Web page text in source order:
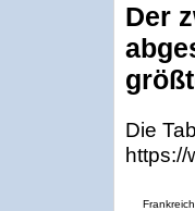
Der
Die
https://
Frankreich